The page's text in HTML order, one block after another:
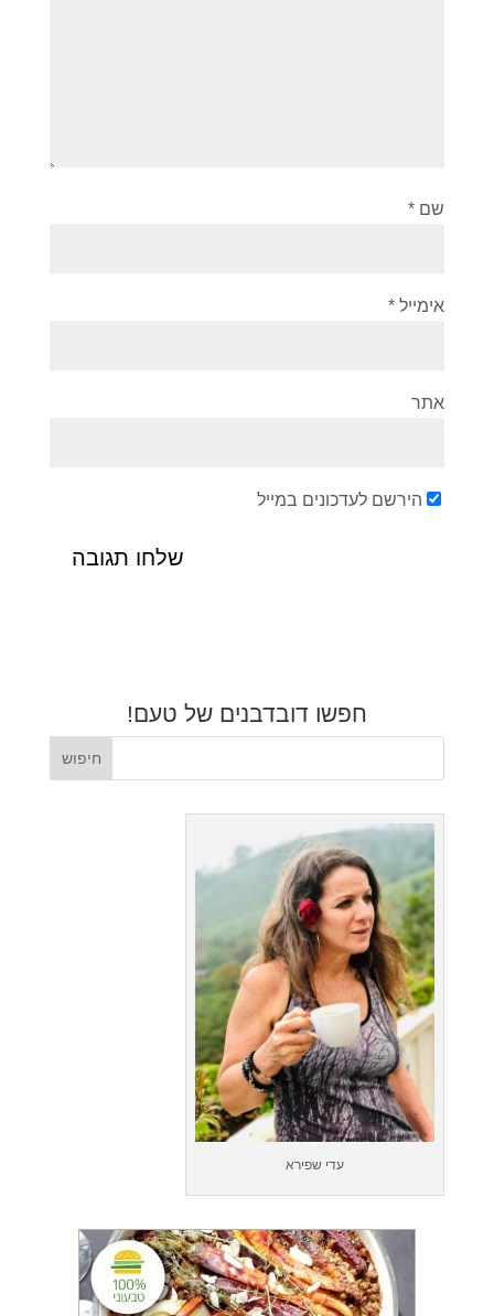
שם *
אימייל *
אתר
הירשם לעדכונים במייל
חפשו דובדבנים של טעם!
עדי שפירא